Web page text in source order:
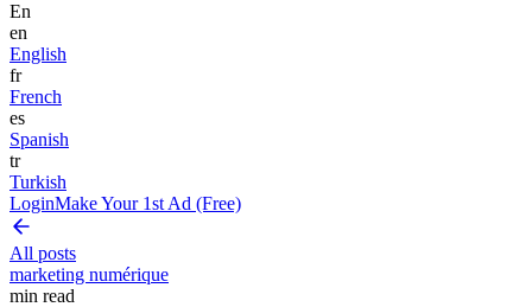
En
en
English
fr
French
es
Spanish
tr
Turkish
LoginMake Your 1st Ad (Free)
All posts
marketing numérique
min read